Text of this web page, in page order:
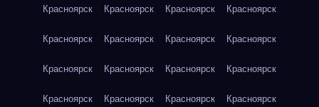
Красноярск Красноярск Красноярск Красноярск
Красноярск Красноярск Красноярск Красноярск
Красноярск Красноярск Красноярск Красноярск
Красноярск Красноярск Красноярск Красноярск